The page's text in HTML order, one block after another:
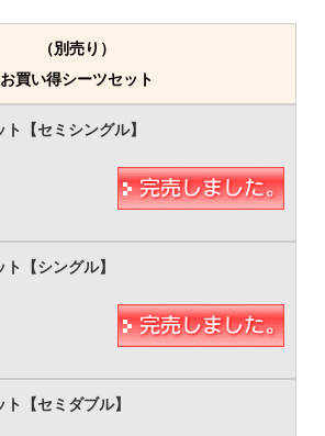
（別売り）
お買い得シーツセット